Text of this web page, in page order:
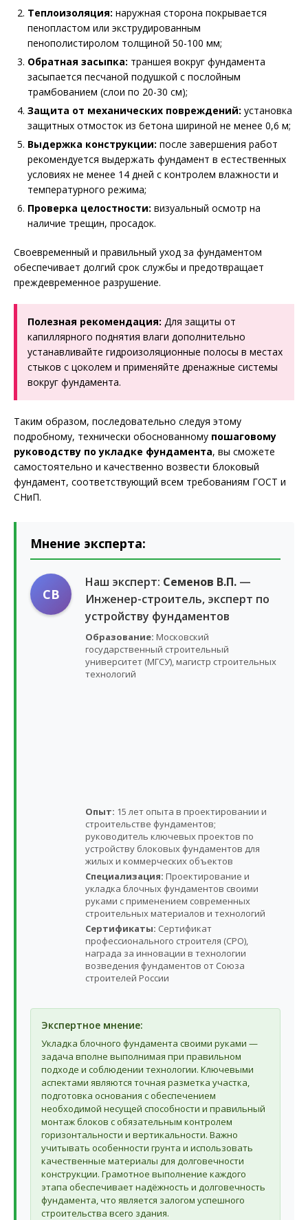
Теплоизоляция: наружная сторона покрывается
пенопластом или экструдированным
пенополистиролом толщиной 50-100 мм;
Обратная засыпка: траншея вокруг фундамента
засыпается песчаной подушкой с послойным
трамбованием (слои по 20-30 см);
Защита от механических повреждений: установка
защитных отмосток из бетона шириной не менее 0,6 м;
Выдержка конструкции: после завершения работ
рекомендуется выдержать фундамент в естественных
условиях не менее 14 дней с контролем влажности и
температурного режима;
Проверка целостности: визуальный осмотр на
наличие трещин, просадок.
Своевременный и правильный уход за фундаментом
обеспечивает долгий срок службы и предотвращает
преждевременное разрушение.
Полезная рекомендация: Для защиты от
капиллярного поднятия влаги дополнительно
устанавливайте гидроизоляционные полосы в местах
стыков с цоколем и применяйте дренажные системы
вокруг фундамента.
Таким образом, последовательно следуя этому
подробному, технически обоснованному пошаговому
руководству по укладке фундамента, вы сможете
самостоятельно и качественно возвести блоковый
фундамент, соответствующий всем требованиям ГОСТ и
СНиП.
Мнение эксперта:
СВ
Наш эксперт: Семенов В.П. —
Инженер-строитель, эксперт по
устройству фундаментов
Образование: Московский
государственный строительный
университет (МГСУ), магистр строительных
технологий
Опыт: 15 лет опыта в проектировании и
строительстве фундаментов;
руководитель ключевых проектов по
устройству блоковых фундаментов для
жилых и коммерческих объектов
Специализация: Проектирование и
укладка блочных фундаментов своими
руками с применением современных
строительных материалов и технологий
Сертификаты: Сертификат
профессионального строителя (СРО),
награда за инновации в технологии
возведения фундаментов от Союза
строителей России
Экспертное мнение:
Укладка блочного фундамента своими руками —
задача вполне выполнимая при правильном
подходе и соблюдении технологии. Ключевыми
аспектами являются точная разметка участка,
подготовка основания с обеспечением
необходимой несущей способности и правильный
монтаж блоков с обязательным контролем
горизонтальности и вертикальности. Важно
учитывать особенности грунта и использовать
качественные материалы для долговечности
конструкции. Грамотное выполнение каждого
этапа обеспечивает надёжность и долговечность
фундамента, что является залогом успешного
строительства всего здания.